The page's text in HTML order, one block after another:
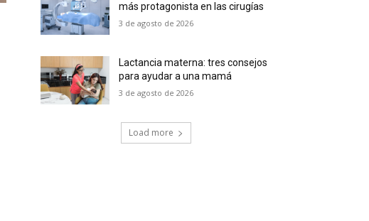
más protagonista en las cirugías
3 de agosto de 2026
Lactancia materna: tres consejos
para ayudar a una mamá
3 de agosto de 2026
Load more